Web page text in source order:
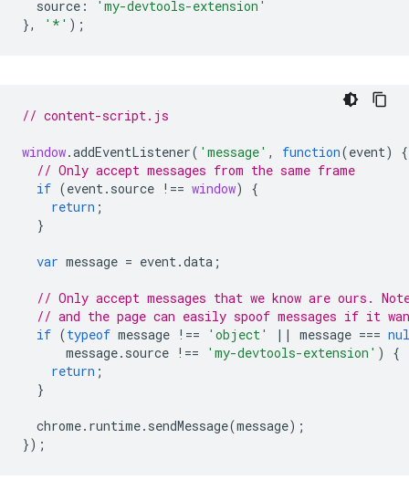
source :
'my-devtools-extension'
},
'*' );
// content-script.js
window.addEventListener( 'message' , function(event)
{
// Only accept messages from the same frame
if (event. source !== window)
{
return ;
}
var message = event.data ;
// Only accept messages that we know are ours.
// and the page can easily spoof messages if it
if (typeof message !== 'object' || message ===
message. source !== 'my-devtools-extension' )
{
return ;
}
chrome. runtime. sendMessage(message);
});